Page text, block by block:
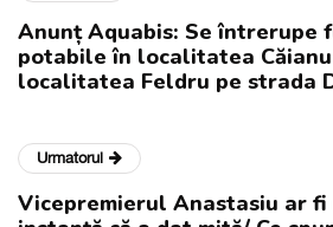
Anunț Aquabis: Se întrerupe
potabile în localitatea
localitatea Feldru pe strada
Urmatorul
Vicepremierul Anastasiu ar fi